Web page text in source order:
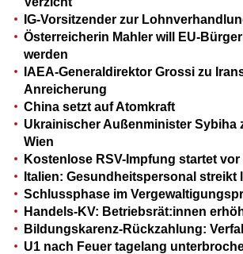
IG-Vorsitzender zur
Österreicherin Mahler will EU-
werden
IAEA-Generaldirektor Grossi zu
Anreicherung
China setzt auf Atomkraft
Ukrainischer Außenminister Sybiha
Wien
Kostenlose RSV-Impfung startet
Italien: Gesundheitspersonal streikt
Schlussphase im
Handels-KV: Betriebsrät:innen
Bildungskarenz-Rückzahlung:
U1 nach Feuer tagelang